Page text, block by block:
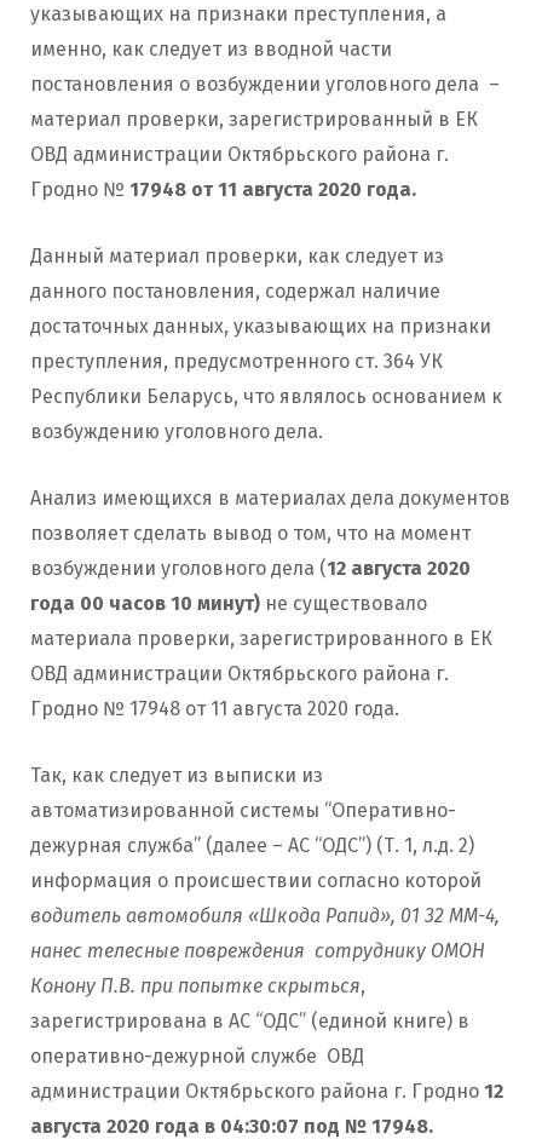
указывающих на признаки преступления, а
именно, как следует из вводной части
постановления о возбуждении уголовного дела –
материал проверки, зарегистрированный в ЕК
ОВД администрации Октябрьского района г.
Гродно № 17948 от 11 августа 2020 года.
Данный материал проверки, как следует из
данного постановления, содержал наличие
достаточных данных, указывающих на признаки
преступления, предусмотренного ст. 364 УК
Республики Беларусь, что являлось основанием к
возбуждению уголовного дела.
Анализ имеющихся в материалах дела документов
позволяет сделать вывод о том, что на момент
возбуждении уголовного дела (12 августа 2020
года 00 часов 10 минут) не существовало
материала проверки, зарегистрированного в ЕК
ОВД администрации Октябрьского района г.
Гродно № 17948 от 11 августа 2020 года.
Так, как следует из выписки из
автоматизированной системы “Оперативно-
дежурная служба” (далее – АС “ОДС”) (Т. 1, л.д. 2)
информация о происшествии согласно которой
водитель автомобиля «Шкода Рапид», 01 32 ММ-4,
нанес телесные повреждения сотруднику ОМОН
Конону П.В. при попытке скрыться,
зарегистрирована в АС “ОДС” (единой книге) в
оперативно-дежурной службе ОВД
администрации Октябрьского района г. Гродно 12
августа 2020 года в 04:30:07 под № 17948.